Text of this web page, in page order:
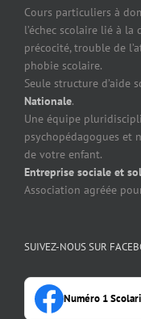
Cours particuliers à
l’échec scolaire lié à
précocité, trouble de
phobie scolaire.
Seule structure d’aide
Nationale.
Une équipe
psychopédagogues et
de votre enfant.
Entreprise sociale et
Association agréée
SUIVEZ-NOUS SUR
Numéro 1